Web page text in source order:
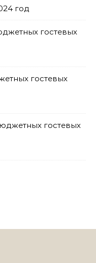
год
гостевых
гостевых
гостевых